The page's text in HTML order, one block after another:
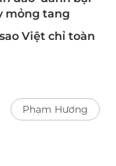
mỏng tang
Việt chỉ toàn
Phạm Hương